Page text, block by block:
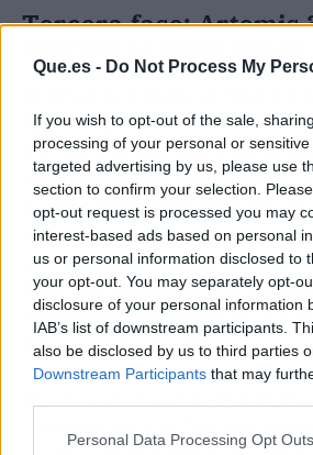
Que.es - Do Not Process My
If you wish to opt-out of the sale,
processing of your personal or
targeted advertising by us, please use
section to confirm your selection.
opt-out request is processed you may
interest-based ads based on personal
us or personal information disclosed to
your opt-out. You may separately opt-
disclosure of your personal information
IAB’s list of downstream participants.
also be disclosed by us to third parties
Downstream Participants that may
Personal Data Processing Opt Outs
Tercera fase: Artemis
Artemis 2 ha validado el
tripulación, Artemis 3
culminante: dos astronautas
mujer— descenderán al polo
región que ninguna misión
La NASA mantiene 2028
para este alunizaje, que
de presencia humana en la
cincuenta y seis años.